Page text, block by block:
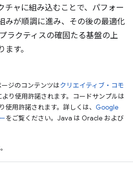
チャに組み込むことで、パフォー
みが順調に進み、その後の最適化
ラクティスの確固たる基盤の上
す。
ジのコンテンツはクリエイティブ・コモ
より使用許諾されます。コードサンプルは
使用許諾されます。詳しくは、 Google
をご覧ください。Java は Oracle および